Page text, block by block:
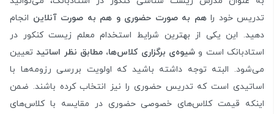
تدریس خود را هم به صورت حضوری و هم به صورت آنلاین انجام
دهید. این یکی از بهترین شرایط استخدام معلم زیست کنکور در
استادبانک است و شیوه‌ی برگزاری کلاس‌ها، مطابق نظر اساتیدتعیین
می‌شود. البته توجه داشته باشید که اولویت بررسی رزومه‌ها با
اساتیدی است که تدریس حضوری را نیز انتخاب کرده باشند. ضمن
اینکه قیمت کلاس‌های خصوصی حضوری در مقایسه با کلاس‌های